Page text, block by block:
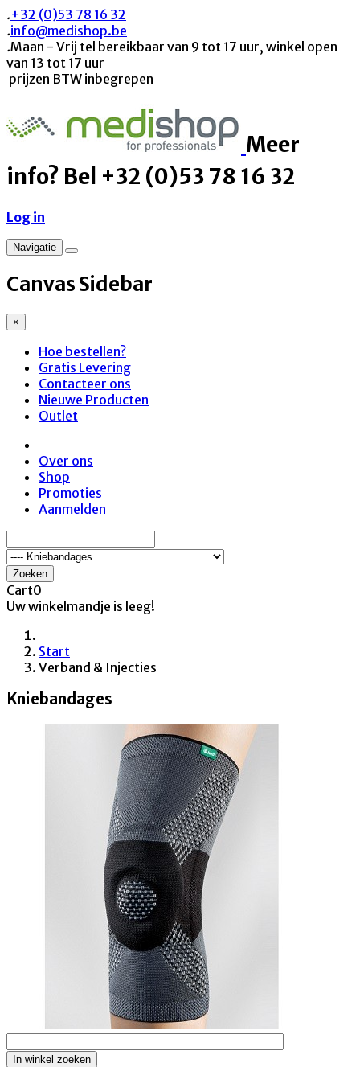
.+32 (0)53 78 16 32
.info@medishop.be
.Maan - Vrij tel bereikbaar van 9 tot 17 uur, winkel open
van 13 tot 17 uur
prijzen BTW inbegrepen
Meer
info? Bel +32 (0)53 78 16 32
Log in
Navigatie
Canvas Sidebar
×
Hoe bestellen?
Gratis Levering
Contacteer ons
Nieuwe Producten
Outlet
Over ons
Shop
Promoties
Aanmelden
Zoeken
Cart0
Uw winkelmandje is leeg!
Start
Verband & Injecties
Kniebandages